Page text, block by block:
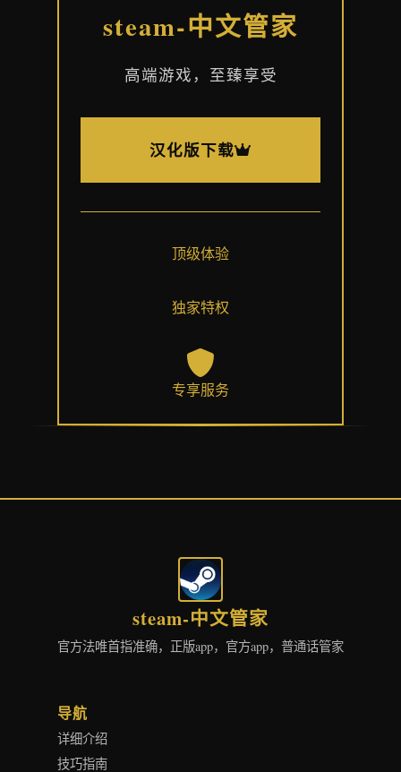
steam-中文管家
高端游戏，至臻享受
汉化版下载
顶级体验
独家特权
专享服务
steam-中文管家
官方法唯首指准确，正版app，官方app，普通话管家
导航
详细介绍
技巧指南